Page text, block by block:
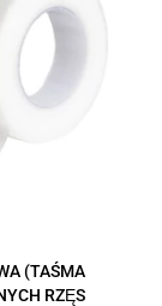
(TAŚMA
RZĘS